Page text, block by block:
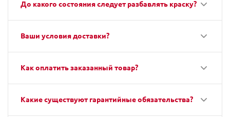
До какого состояния следует разбавлять краску?
Ваши условия доставки?
Как оплатить заказанный товар?
Какие существуют гарантийные обязательства?